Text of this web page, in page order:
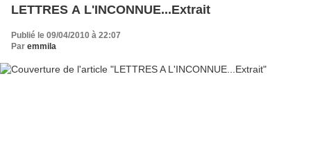
LETTRES A L'INCONNUE...Extrait
Publié le 09/04/2010 à 22:07
Par emmila